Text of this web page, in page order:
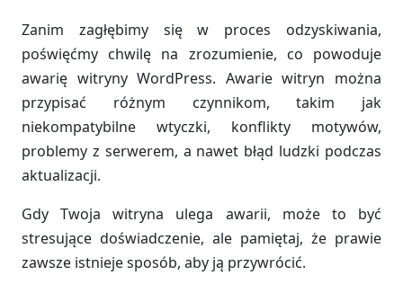
Zanim zagłębimy się w proces odzyskiwania,
poświęćmy chwilę na zrozumienie, co powoduje
awarię witryny WordPress. Awarie witryn można
przypisać różnym czynnikom, takim jak
niekompatybilne wtyczki, konflikty motywów,
problemy z serwerem, a nawet błąd ludzki podczas
aktualizacji.
Gdy Twoja witryna ulega awarii, może to być
stresujące doświadczenie, ale pamiętaj, że prawie
zawsze istnieje sposób, aby ją przywrócić.